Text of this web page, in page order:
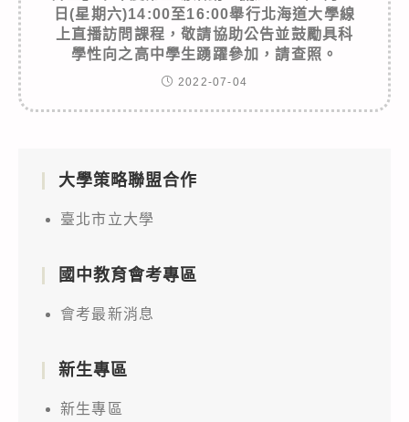
日(星期六)14:00至16:00舉行北海道大學線
上直播訪問課程，敬請協助公告並鼓勵具科
學性向之高中學生踴躍參加，請查照。
2022-07-04
大學策略聯盟合作
臺北市立大學
國中教育會考專區
會考最新消息
新生專區
新生專區